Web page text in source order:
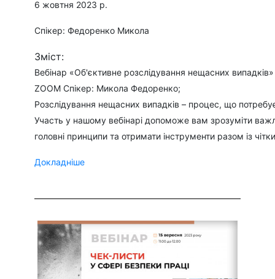
6 жовтня 2023 р.
Спікер: Федоренко Микола
Зміст:
Вебінар «Об'єктивне розслідування нещасних
ZOOM Спікер: Микола Федоренко;
Розслідування нещасних випадків – процес, що
Участь у нашому вебінарі допоможе вам зрозуміти
головні принципи та отримати інструменти разом із
Докладніше